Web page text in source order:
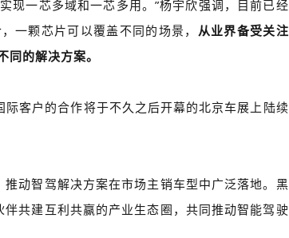
现一芯多域和一芯多用。”杨宇欣强调，目前已经
一颗芯片可以覆盖不同的场景， 从业界备受关注
的解决方案。
客户的合作将于不久之后开幕的北京车展上陆续
动智驾解决方案在市场主销车型中广泛落地。黑
共建互利共赢的产业生态圈，共同推动智能驾驶